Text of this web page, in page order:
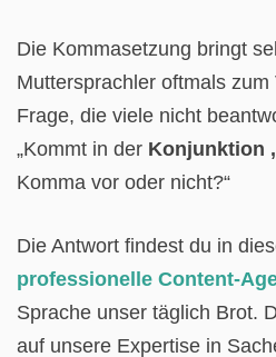
Die Kommasetzung bringt
Muttersprachler oftmals
Frage, die viele nicht
„Kommt in der Konjunktion
Komma vor oder nicht?“
Die Antwort findest du in
professionelle Content-
Sprache unser täglich Brot.
auf unsere Expertise in